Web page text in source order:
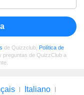
de Quizzclub, Política de
preguntas de QuizzClub a
Italiano